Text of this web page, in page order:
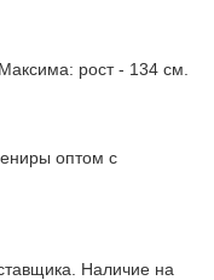
рост - 134 см.
оптом с
Наличие на